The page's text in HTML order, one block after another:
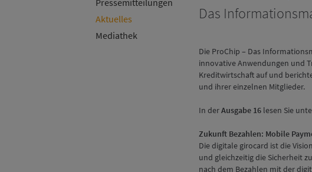
Pressemitteilungen
Aktuelles
Mediathek
Das
Die ProChip – Das
innovative Anwendungen und
Kreditwirtschaft auf und
und ihrer einzelnen Mitglieder.
In derAusgabe 16 lesen Sie
Zukunft Bezahlen: Mobile
Die digitale girocard ist die
und gleichzeitig die Sicherheit
nach dem Bezahlen mit der